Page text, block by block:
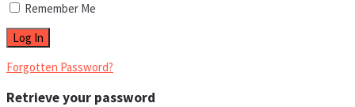
Remember Me
Forgotten Password?
Retrieve your password